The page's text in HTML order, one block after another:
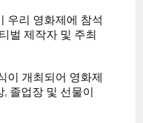
우리 영화제에 참석
벌 제작자 및 주최
이 개최되어 영화제
졸업장 및 선물이